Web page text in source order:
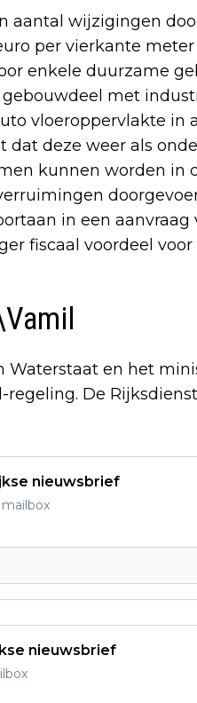
aantal wijzigingen
per vierkante
enkele duurzame
gebouwdeel met
vloeroppervlakte in
deze weer als
kunnen worden in
in een
fiscaal voordeel
en het
De
nieuwsbrief
nieuwsbrief